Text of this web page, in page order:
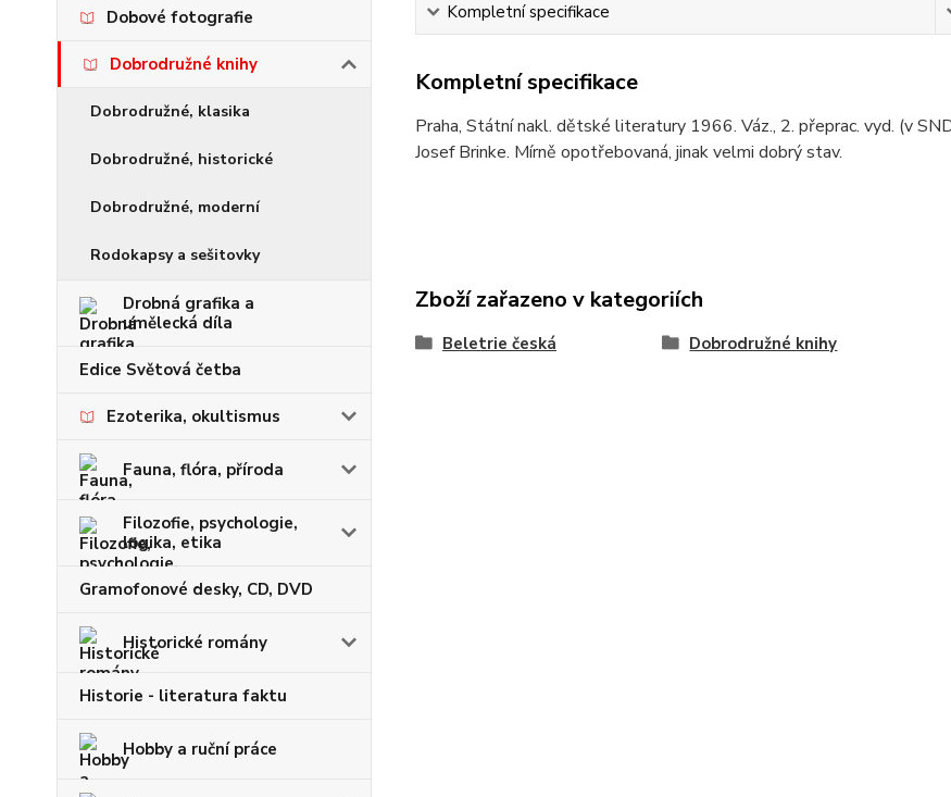
Dobové fotografie
Dobrodružné knihy
Dobrodružné, klasika
Dobrodružné, historické
Dobrodružné, moderní
Rodokapsy a sešitovky
Drobná grafika a
umělecká díla
Edice Světová četba
Ezoterika, okultismus
Fauna, flóra, příroda
Filozofie, psychologie,
logika, etika
Gramofonové desky, CD, DVD
Historické romány
Historie - literatura faktu
Hobby a ruční práce
Kompletní specifikace
Kompletní specifikace
Praha, Státní nakl. dětské literatury 1966. Váz., 2. přeprac. vyd. (v
Josef Brinke. Mírně opotřebovaná, jinak velmi dobrý stav.
Zboží zařazeno v kategoriích
Beletrie česká Dobrodružné knihy